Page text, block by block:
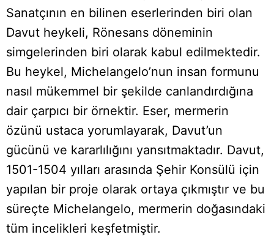
Sanatçının en bilinen eserlerinden biri olan
Davut heykeli, Rönesans döneminin
simgelerinden biri olarak kabul edilmektedir.
Bu heykel, Michelangelo’nun insan formunu
nasıl mükemmel bir şekilde canlandırdığına
dair çarpıcı bir örnektir. Eser, mermerin
özünü ustaca yorumlayarak, Davut’un
gücünü ve kararlılığını yansıtmaktadır. Davut,
1501-1504 yılları arasında Şehir Konsülü için
yapılan bir proje olarak ortaya çıkmıştır ve bu
süreçte Michelangelo, mermerin doğasındaki
tüm incelikleri keşfetmiştir.